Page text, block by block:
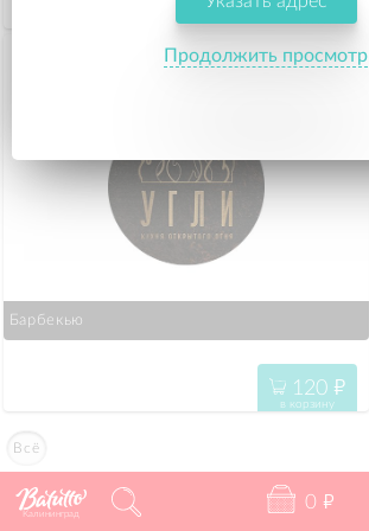
Всё
170
Барбекью
120 "
в корзину
Калининград
0 "
Продолжить просмотр